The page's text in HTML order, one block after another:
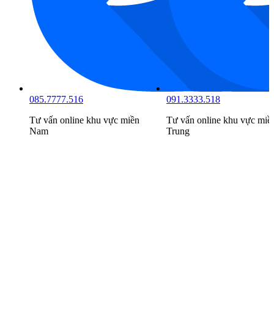
085.7777.516
Tư vấn online khu vực miền
Nam
091.3333.518
Tư vấn online khu vực
Trung